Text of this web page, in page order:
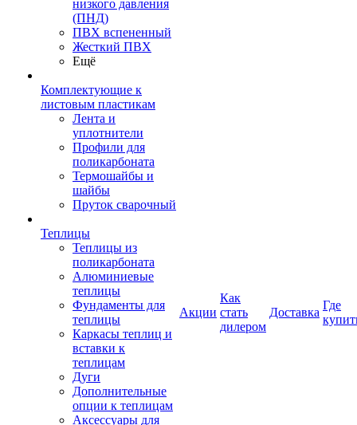
низкого давления
(ПНД)
ПВХ вспененный
Жесткий ПВХ
Ещё
Комплектующие к
листовым пластикам
Лента и
уплотнители
Профили для
поликарбоната
Термошайбы и
шайбы
Пруток сварочный
Теплицы
Теплицы из
поликарбоната
Алюминиевые
теплицы
Фундаменты для
теплицы
Каркасы теплиц и
вставки к
теплицам
Дуги
Дополнительные
опции к теплицам
Аксессуары для
Акции
Как
стать
дилером
Доставка
Где